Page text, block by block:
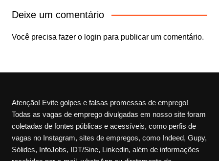
Deixe um comentário
Você precisa fazer o login para publicar um comentário.
Atenção! Evite golpes e falsas promessas de emprego!
Todas as vagas de emprego divulgadas em nosso site foram
coletadas de fontes públicas e acessíveis, como perfis de
vagas no Instagram, sites de empregos, como Indeed, Gupy,
Sólides, InfoJobs, IDT/Sine, Linkedin, além de informações